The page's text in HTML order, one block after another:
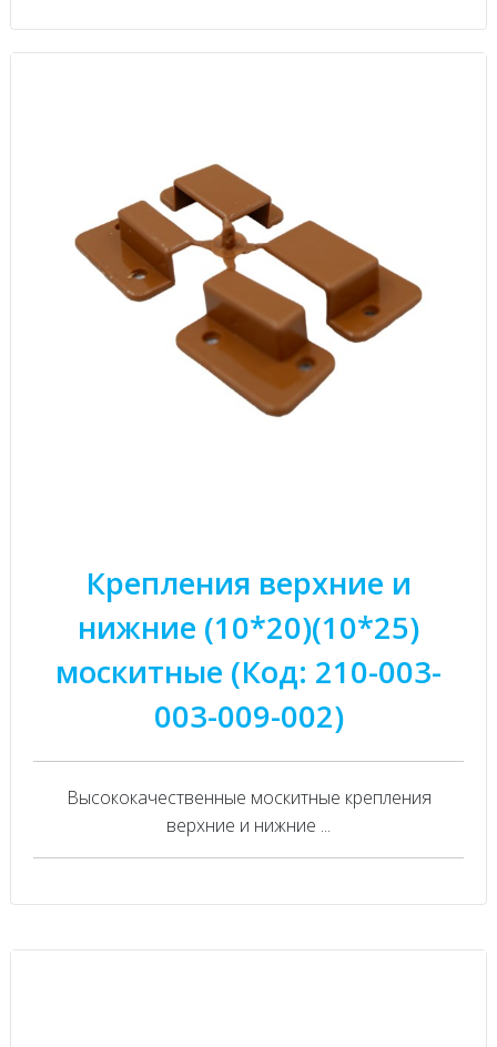
Крепления верхние и
нижние (10*20)(10*25)
москитные (Код: 210-003-
003-009-002)
Высококачественные москитные крепления
верхние и нижние ...